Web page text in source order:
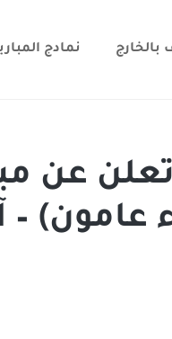
بالخارج نمادج
عن
عامون) –